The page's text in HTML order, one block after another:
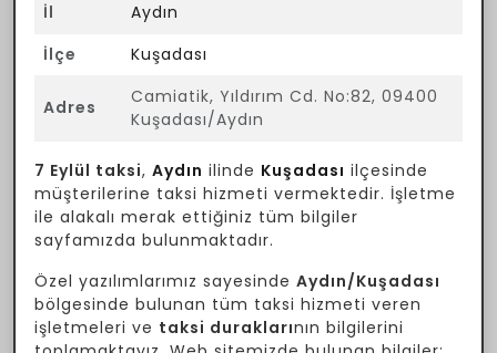
İl
Aydın
İlçe
Kuşadası
Adres
Camiatik, Yıldırım Cd. No:82, 09400
Kuşadası/Aydın
7 Eylül taksi, Aydın ilinde Kuşadası ilçesinde
müşterilerine taksi hizmeti vermektedir. İşletme
ile alakalı merak ettiğiniz tüm bilgiler
sayfamızda bulunmaktadır.
Özel yazılımlarımız sayesinde Aydın/Kuşadası
bölgesinde bulunan tüm taksi hizmeti veren
işletmeleri ve taksi duraklarının bilgilerini